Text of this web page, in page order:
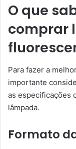
O que
comprar
Para fazer a
importante
as especificações
lâmpada.
Formato